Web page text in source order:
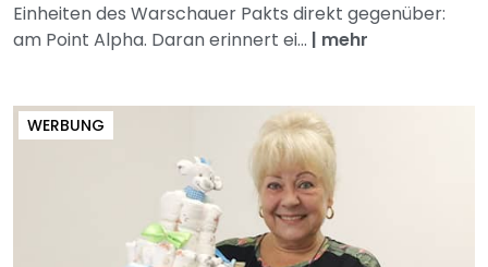
Einheiten des Warschauer Pakts direkt gegenüber:
am Point Alpha. Daran erinnert ei... | mehr
WERBUNG